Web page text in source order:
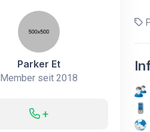
Parker Et
Member seit 2018
+